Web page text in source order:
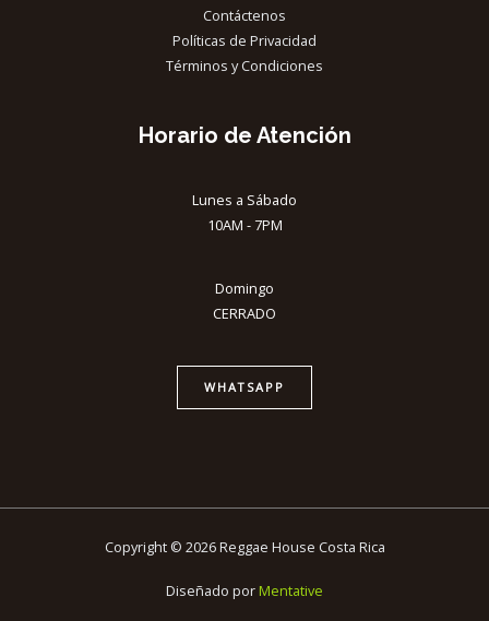
Contáctenos
Políticas de Privacidad
Términos y Condiciones
Horario de Atención
Lunes a Sábado
10AM - 7PM
Domingo
CERRADO
WHATSAPP
Copyright © 2026 Reggae House Costa Rica
Diseñado por Mentative